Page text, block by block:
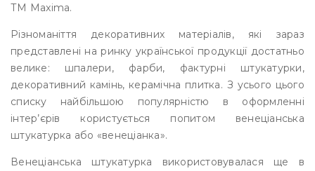
ТМ Maxima.
Різноманіття декоративних матеріалів, які зараз
представлені на ринку української продукції достатньо
велике: шпалери, фарби, фактурні штукатурки,
декоративний камінь, керамічна плитка. З усього цього
списку найбільшою популярністю в оформленні
інтер’єрів користується попитом венеціанська
штукатурка або «венеціанка».
Венеціанська штукатурка використовувалася ще в